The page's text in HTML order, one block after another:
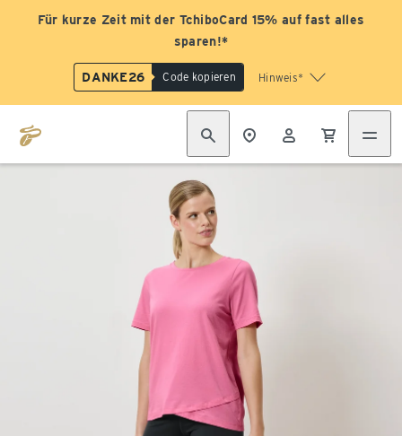
Für kurze Zeit mit der TchiboCard 15% auf fast alles
sparen!*
DANKE26 Code kopieren Hinweis*